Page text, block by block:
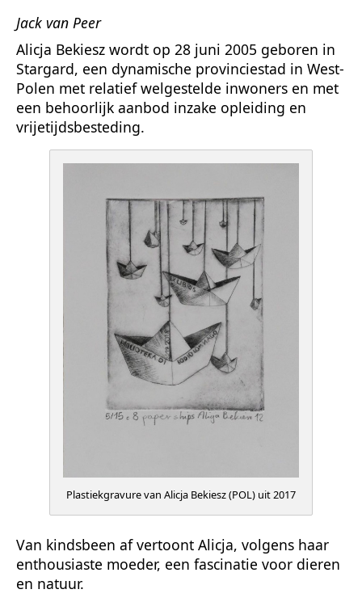
Jack van Peer
Alicja Bekiesz wordt op 28 juni 2005 geboren in
Stargard, een dynamische provinciestad in West-
Polen met relatief welgestelde inwoners en met
een behoorlijk aanbod inzake opleiding en
vrijetijdsbesteding.
Plastiekgravure van Alicja Bekiesz (POL) uit 2017
Van kindsbeen af vertoont Alicja, volgens haar
enthousiaste moeder, een fascinatie voor dieren
en natuur.